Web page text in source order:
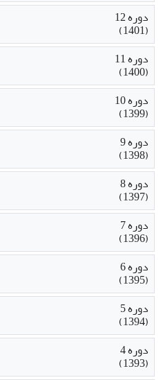
دوره 12
(1401)
دوره 11
(1400)
دوره 10
(1399)
دوره 9
(1398)
دوره 8
(1397)
دوره 7
(1396)
دوره 6
(1395)
دوره 5
(1394)
دوره 4
(1393)